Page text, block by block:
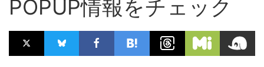
POPUP情報をチェック